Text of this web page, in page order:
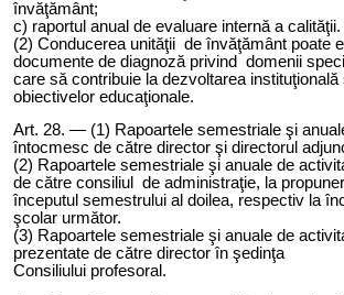
învăţământ;
c) raportul anual de evaluare internă a calităţii.
(2) Conducerea unităţii de învăţământ poate
documente de diagnoză privind domenii
care să contribuie la dezvoltarea instituţională
obiectivelor educaţionale.
Art. 28. — (1) Rapoartele semestriale şi
întocmesc de către director şi directorul
(2) Rapoartele semestriale şi anuale de
de către consiliul de administraţie, la
începutul semestrului al doilea, respectiv la
şcolar următor.
(3) Rapoartele semestriale şi anuale de
prezentate de către director în şedinţa
Consiliului profesoral.